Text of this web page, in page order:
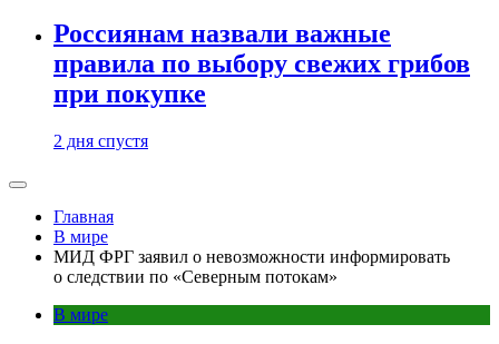
Россиянам назвали важные
правила по выбору свежих грибов
при покупке
2 дня спустя
Главная
В мире
МИД ФРГ заявил о невозможности информировать
о следствии по «Северным потокам»
В мире